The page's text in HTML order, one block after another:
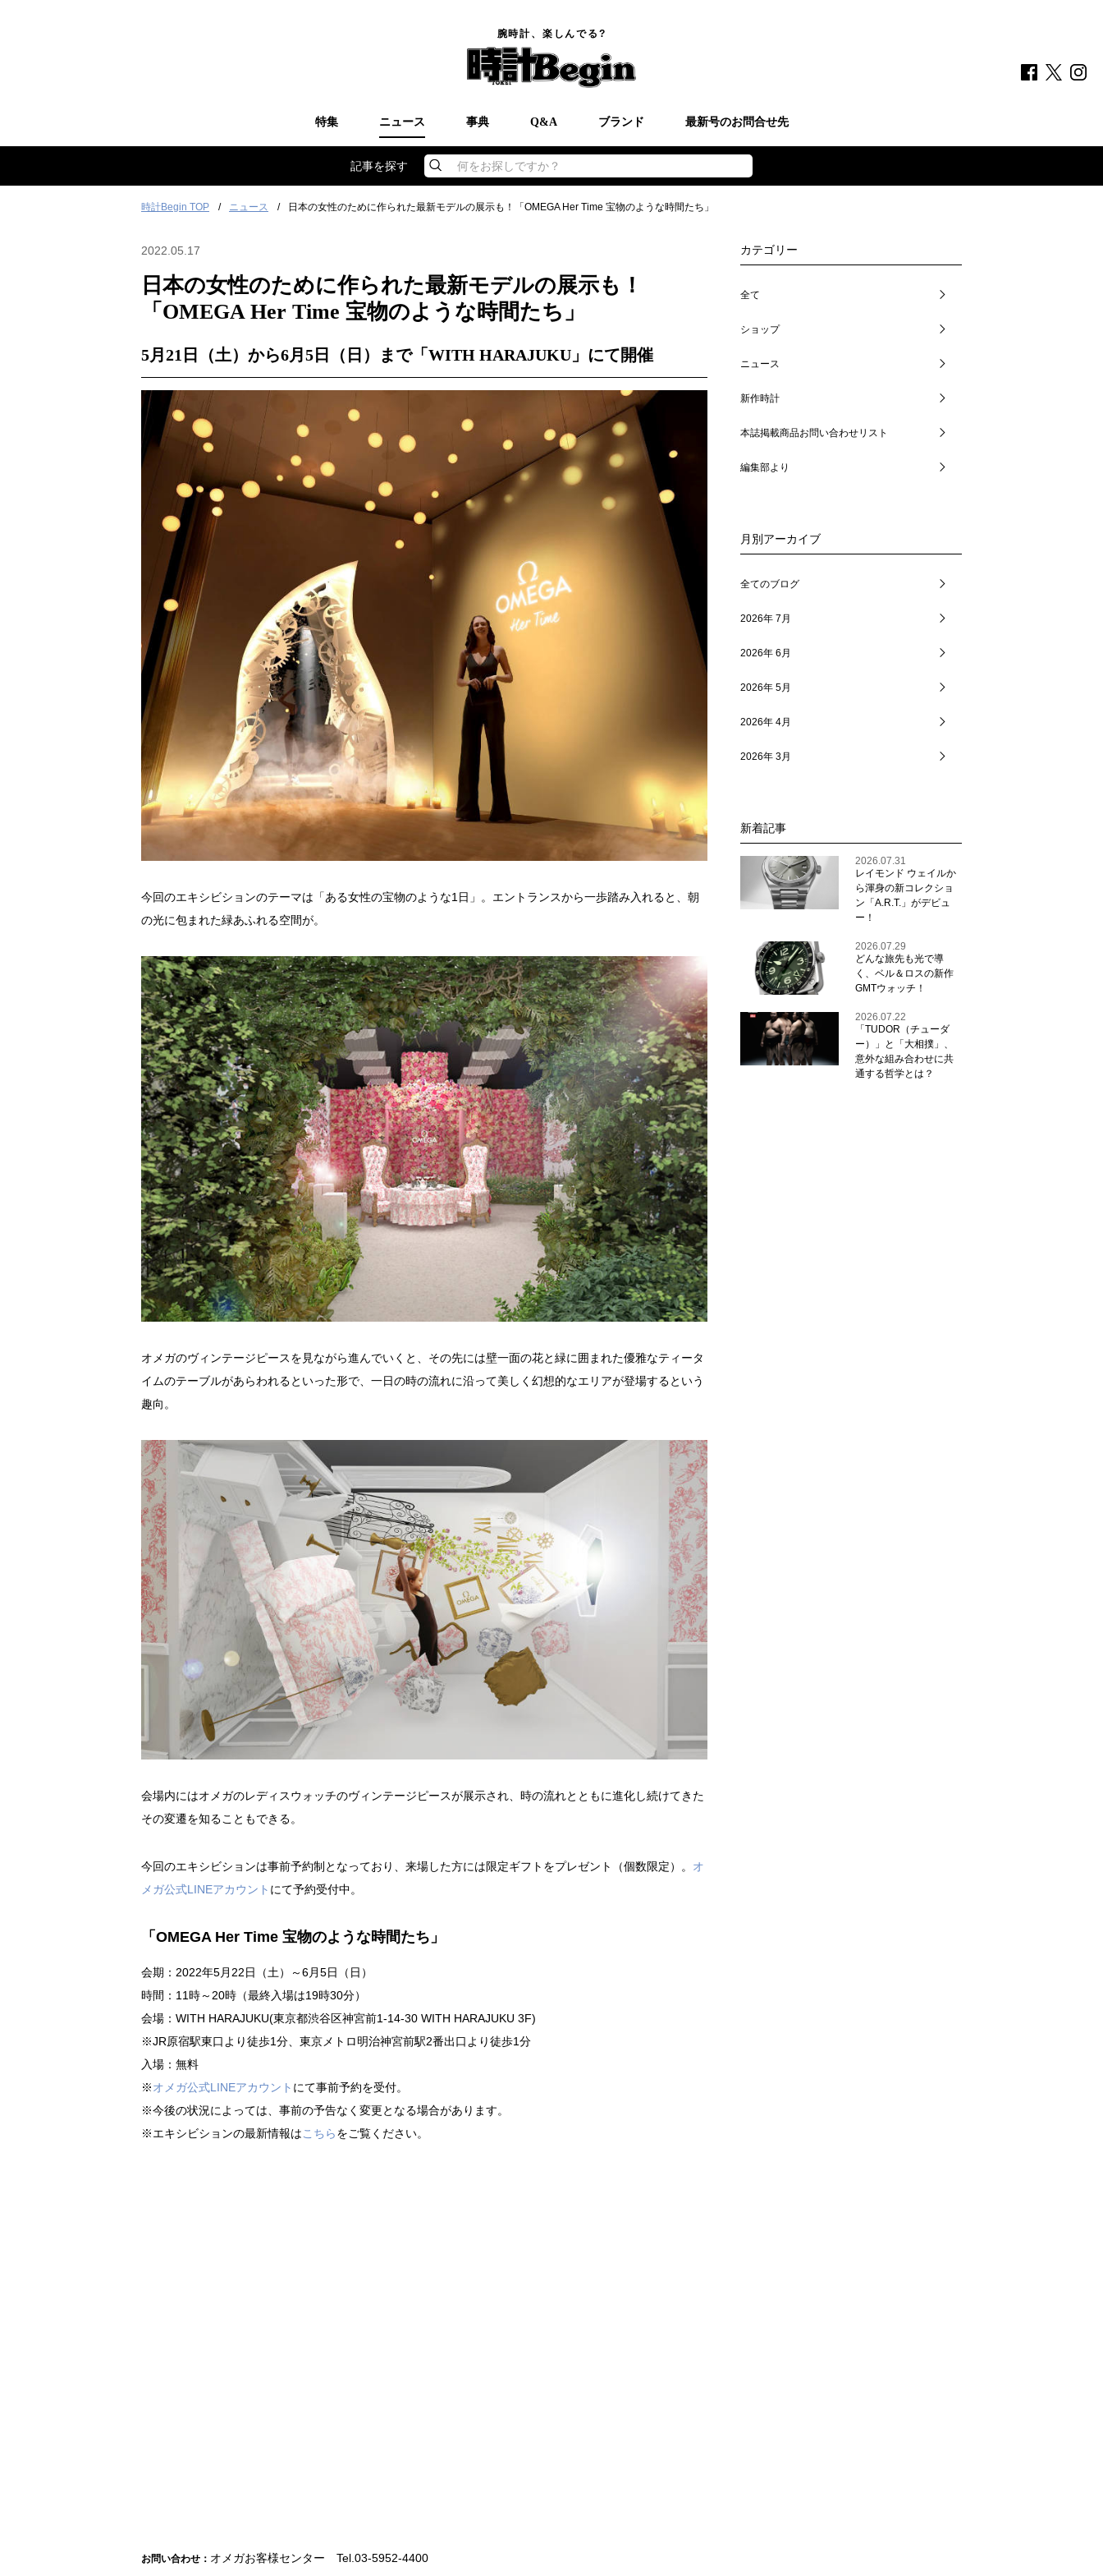
腕時計、楽しんでる?
特集 ニュース 事典 Q&A ブランド 最新号のお問合せ先
記事を探す 何をお探しですか？
時計Begin TOP ニュース 日本の女性のために作られた最新モデルの展示も！「OMEGA Her Time 宝物のような時間たち」
2022.05.17
日本の女性のために作られた最新モデルの展示も！
「OMEGA Her Time 宝物のような時間たち」
5月21日（土）から6月5日（日）まで「WITH HARAJUKU」にて開催
今回のエキシビションのテーマは「ある女性の宝物のような1日」。エントランスから一歩踏み入れると、朝
の光に包まれた緑あふれる空間が。
オメガのヴィンテージピースを見ながら進んでいくと、その先には壁一面の花と緑に囲まれた優雅なティータ
イムのテーブルがあらわれるといった形で、一日の時の流れに沿って美しく幻想的なエリアが登場するという
趣向。
会場内にはオメガのレディスウォッチのヴィンテージピースが展示され、時の流れとともに進化し続けてきた
その変遷を知ることもできる。
今回のエキシビションは事前予約制となっており、来場した方には限定ギフトをプレゼント（個数限定）。 オ
メガ公式LINEアカウント にて予約受付中。
「OMEGA Her Time 宝物のような時間たち」
会期：2022年5月22日（土）～6月5日（日）
時間：11時～20時（最終入場は19時30分）
会場：WITH HARAJUKU(東京都渋谷区神宮前1-14-30 WITH HARAJUKU 3F)
※JR原宿駅東口より徒歩1分、東京メトロ明治神宮前駅2番出口より徒歩1分
入場：無料
※オメガ公式LINEアカウント にて事前予約を受付。
※今後の状況によっては、事前の予告なく変更となる場合があります。
※エキシビションの最新情報はこちらをご覧ください。
お問い合わせ： オメガお客様センター Tel.03-5952-4400
カテゴリー
全て
ショップ
ニュース
新作時計
本誌掲載商品お問い合わせリスト
編集部より
月別アーカイブ
全てのブログ
2026年 7月
2026年 6月
2026年 5月
2026年 4月
2026年 3月
新着記事
2026.07.31
レイモンド ウェイルか
ら渾身の新コレクショ
ン「A.R.T.」がデビュ
ー！
2026.07.29
どんな旅先も光で導
く、ベル＆ロスの新作
GMTウォッチ！
2026.07.22
「TUDOR（チューダ
ー）」と「大相撲」、
意外な組み合わせに共
通する哲学とは？